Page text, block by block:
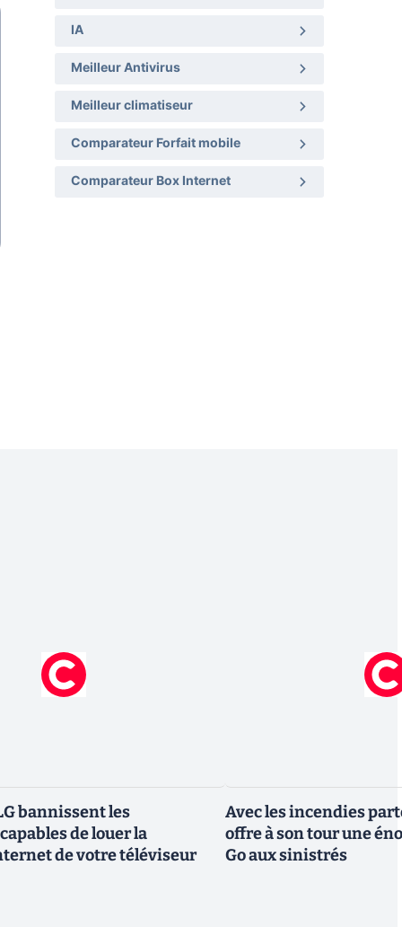
IA
Meilleur Antivirus
Meilleur climatiseur
Comparateur Forfait mobile
Comparateur Box Internet
bannissent les
de louer la
de votre téléviseur
Avec les incendies
offre à son tour une
Go aux sinistrés